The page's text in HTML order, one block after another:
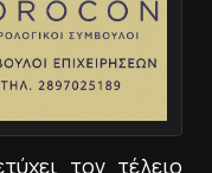
τον τέλειο